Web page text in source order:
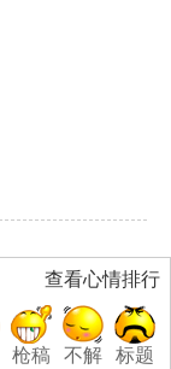
查看心情排行
枪稿 不解
标题